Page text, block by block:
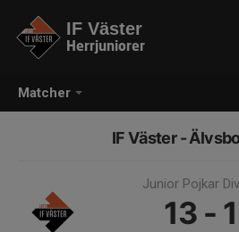
Matcher
IF Väster
Herrjuniorer
IF Väster -
Junior Pojkar
13 - 1